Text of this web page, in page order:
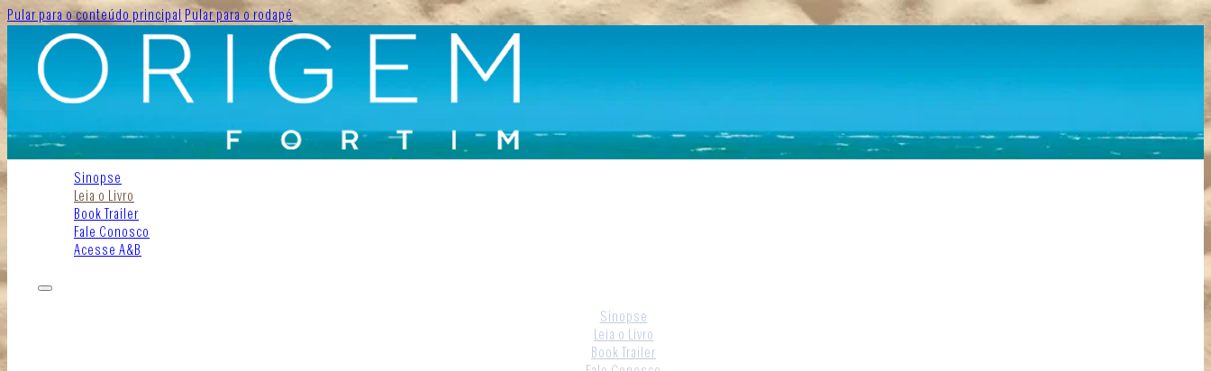
Pular para o conteúdo principal Pular para o rodapé
Sinopse
Leia o Livro
Book Trailer
Fale Conosco
Acesse A&B
Sinopse
Leia o Livro
Book Trailer